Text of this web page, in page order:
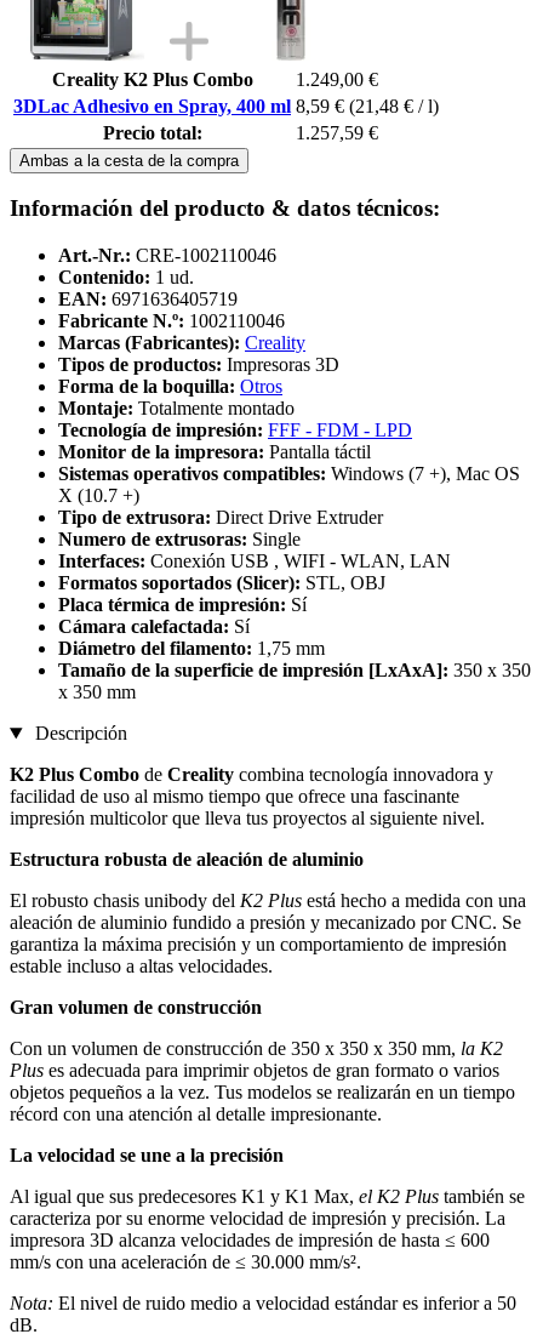
Creality K2 Plus Combo
1.249,00 €
3DLac Adhesivo en Spray, 400 ml 8,59 € (21,48 € / l)
Precio total:
1.257,59 €
Ambas a la cesta de la compra
Información del producto & datos técnicos:
Art.-Nr.: CRE-1002110046
Contenido: 1 ud.
EAN: 6971636405719
Fabricante N.º: 1002110046
Marcas (Fabricantes): Creality
Tipos de productos: Impresoras 3D
Forma de la boquilla: Otros
Montaje: Totalmente montado
Tecnología de impresión: FFF - FDM - LPD
Monitor de la impresora: Pantalla táctil
Sistemas operativos compatibles: Windows (7 +), Mac OS
X (10.7 +)
Tipo de extrusora: Direct Drive Extruder
Numero de extrusoras: Single
Interfaces: Conexión USB , WIFI - WLAN, LAN
Formatos soportados (Slicer): STL, OBJ
Placa térmica de impresión: Sí
Cámara calefactada: Sí
Diámetro del filamento: 1,75 mm
Tamaño de la superficie de impresión [LxAxA]: 350 x 350
x 350 mm
Descripción
K2 Plus Combo de Creality combina tecnología innovadora y
facilidad de uso al mismo tiempo que ofrece una fascinante
impresión multicolor que lleva tus proyectos al siguiente nivel.
Estructura robusta de aleación de aluminio
El robusto chasis unibody del K2 Plus está hecho a medida con una
aleación de aluminio fundido a presión y mecanizado por CNC. Se
garantiza la máxima precisión y un comportamiento de impresión
estable incluso a altas velocidades.
Gran volumen de construcción
Con un volumen de construcción de 350 x 350 x 350 mm, la K2
Plus es adecuada para imprimir objetos de gran formato o varios
objetos pequeños a la vez. Tus modelos se realizarán en un tiempo
récord con una atención al detalle impresionante.
La velocidad se une a la precisión
Al igual que sus predecesores K1 y K1 Max, el K2 Plus también se
caracteriza por su enorme velocidad de impresión y precisión. La
impresora 3D alcanza velocidades de impresión de hasta ≤ 600
mm/s con una aceleración de ≤ 30.000 mm/s².
Nota: El nivel de ruido medio a velocidad estándar es inferior a 50
dB.